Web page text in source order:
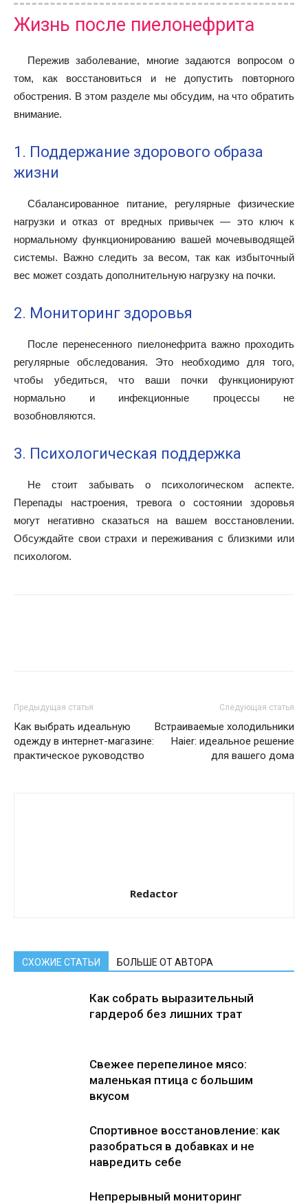
Жизнь после пиелонефрита
Пережив заболевание, многие задаются вопросом о
том, как восстановиться и не допустить повторного
обострения. В этом разделе мы обсудим, на что обратить
внимание.
1. Поддержание здорового образа
жизни
Сбалансированное питание, регулярные физические
нагрузки и отказ от вредных привычек — это ключ к
нормальному функционированию вашей мочевыводящей
системы. Важно следить за весом, так как избыточный
вес может создать дополнительную нагрузку на почки.
2. Мониторинг здоровья
После перенесенного пиелонефрита важно проходить
регулярные обследования. Это необходимо для того,
чтобы убедиться, что ваши почки функционируют
нормально и инфекционные процессы не
возобновляются.
3. Психологическая поддержка
Не стоит забывать о психологическом аспекте.
Перепады настроения, тревога о состоянии здоровья
могут негативно сказаться на вашем восстановлении.
Обсуждайте свои страхи и переживания с близкими или
психологом.
Предыдущая статья
Как выбрать идеальную
одежду в интернет-магазине:
практическое руководство
Следующая статья
Встраиваемые холодильники
Haier: идеальное решение
для вашего дома
Redactor
СХОЖИЕ СТАТЬИ БОЛЬШЕ ОТ АВТОРА
Как собрать выразительный
гардероб без лишних трат
Свежее перепелиное мясо:
маленькая птица с большим
вкусом
Спортивное восстановление: как
разобраться в добавках и не
навредить себе
Непрерывный мониторинг